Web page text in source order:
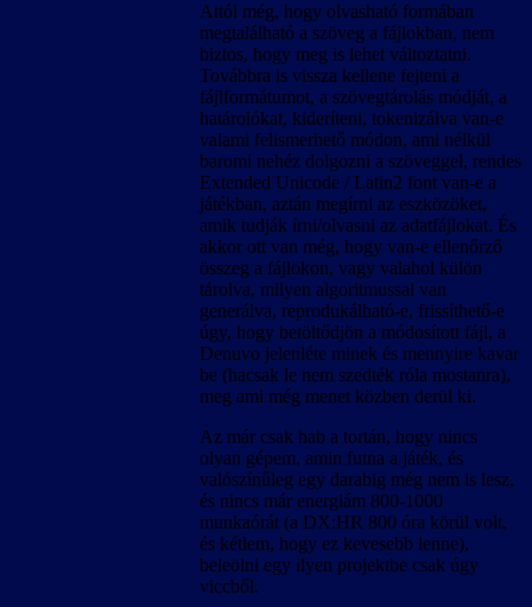
Attól még, hogy olvasható formában
megtalálható a szöveg a fájlokban, nem
biztos, hogy meg is lehet változtatni.
Továbbra is vissza kellene fejteni a
fájlformátumot, a szövegtárolás módját, a
határolókat, kideríteni, tokenizálva van-e
valami felismerhető módon, ami nélkül
baromi nehéz dolgozni a szöveggel, rendes
Extended Unicode / Latin2 font van-e a
játékban, aztán megírni az eszközöket,
amik tudják írni/olvasni az adatfájlokat. És
akkor ott van még, hogy van-e ellenőrző
összeg a fájlokon, vagy valahol külön
tárolva, milyen algoritmussal van
generálva, reprodukálható-e, frissíthető-e
úgy, hogy betöltődjön a módosított fájl, a
Denuvo jelenléte minek és mennyire kavar
be (hacsak le nem szedték róla mostanra),
meg ami még menet közben derül ki.
Az már csak hab a tortán, hogy nincs
olyan gépem, amin futna a játék, és
valószínűleg egy darabig még nem is lesz,
és nincs már energiám 800-1000
munkaórát (a DX:HR 800 óra körül volt,
és kétlem, hogy ez kevesebb lenne),
beleölni egy ilyen projektbe csak úgy
viccből.